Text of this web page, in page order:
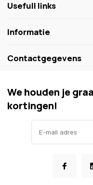
Usefull links
Informatie
Contactgegevens
We houden je
kortingen!